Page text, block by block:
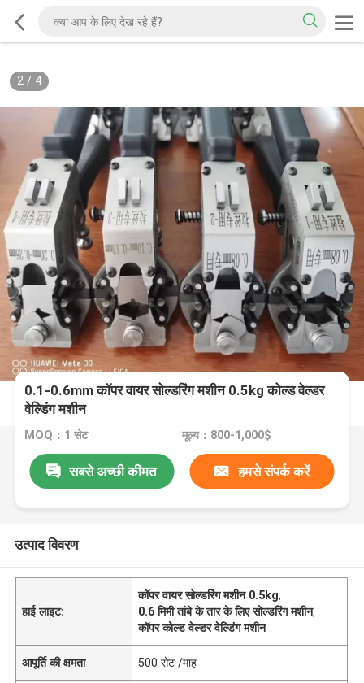
2/ 4
0.1-0.6mm कॉपर वायर सोल्डरिंग मशीन 0.5kg कोल्ड वेल्डर
वेल्डिंग मशीन
MOQ：1 सेट मूल्य：800-1,000$
सबसे अच्छी कीमत हमसे संपर्क करें
उत्पाद विवरण
हाई लाइट:
कॉपर वायर सोल्डरिंग मशीन 0.5kg,
0.6 मिमी तांबे के तार के लिए सोल्डरिंग मशीन,
कॉपर कोल्ड वेल्डर वेल्डिंग मशीन
आपूर्ति की क्षमता 500 सेट /माह